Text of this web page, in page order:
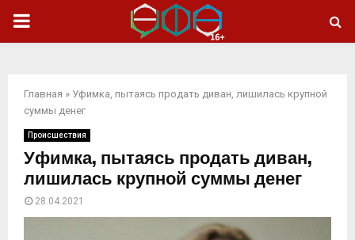
ОСНОВНОЕ
Главная » Уфимка, пытаясь продать диван, лишилась крупной
суммы денег
Происшествия
Уфимка, пытаясь продать диван,
лишилась крупной суммы денег
28.04.2021